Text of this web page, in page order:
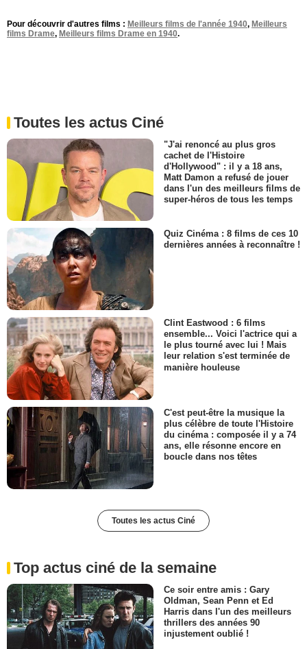
Pour découvrir d'autres films : Meilleurs films de l'année 1940, Meilleurs
films Drame, Meilleurs films Drame en 1940.
Toutes les actus Ciné
"J'ai renoncé au plus gros
cachet de l'Histoire
d'Hollywood" : il y a 18 ans,
Matt Damon a refusé de jouer
dans l'un des meilleurs films de
super-héros de tous les temps
Quiz Cinéma : 8 films de ces 10
dernières années à reconnaître !
Clint Eastwood : 6 films
ensemble... Voici l'actrice qui a
le plus tourné avec lui ! Mais
leur relation s'est terminée de
manière houleuse
C'est peut-être la musique la
plus célèbre de toute l'Histoire
du cinéma : composée il y a 74
ans, elle résonne encore en
boucle dans nos têtes
Toutes les actus Ciné
Top actus ciné de la semaine
Ce soir entre amis : Gary
Oldman, Sean Penn et Ed
Harris dans l'un des meilleurs
thrillers des années 90
injustement oublié !